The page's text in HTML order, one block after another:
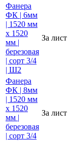
Фанера
ФК | 6мм
| 1520 мм
х 1520
мм |
березовая
| сорт 3/4
| Ш2
За лист
Фанера
ФК | 8мм
| 1520 мм
х 1520
мм |
березовая
| сорт 3/4
За лист